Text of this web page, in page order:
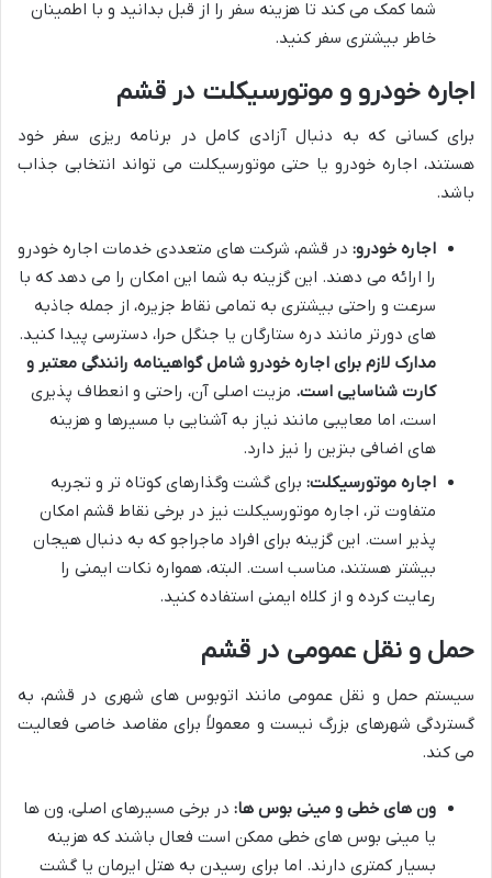
شما کمک می کند تا هزینه سفر را از قبل بدانید و با اطمینان
خاطر بیشتری سفر کنید.
اجاره خودرو و موتورسیکلت در قشم
برای کسانی که به دنبال آزادی کامل در برنامه ریزی سفر خود
هستند، اجاره خودرو یا حتی موتورسیکلت می تواند انتخابی جذاب
باشد.
اجاره خودرو: در قشم، شرکت های متعددی خدمات اجاره خودرو
را ارائه می دهند. این گزینه به شما این امکان را می دهد که با
سرعت و راحتی بیشتری به تمامی نقاط جزیره، از جمله جاذبه
های دورتر مانند دره ستارگان یا جنگل حرا، دسترسی پیدا کنید.
مدارک لازم برای اجاره خودرو شامل گواهینامه رانندگی معتبر و
کارت شناسایی است. مزیت اصلی آن، راحتی و انعطاف پذیری
است، اما معایبی مانند نیاز به آشنایی با مسیرها و هزینه
های اضافی بنزین را نیز دارد.
اجاره موتورسیکلت: برای گشت وگذارهای کوتاه تر و تجربه
متفاوت تر، اجاره موتورسیکلت نیز در برخی نقاط قشم امکان
پذیر است. این گزینه برای افراد ماجراجو که به دنبال هیجان
بیشتر هستند، مناسب است. البته، همواره نکات ایمنی را
رعایت کرده و از کلاه ایمنی استفاده کنید.
حمل و نقل عمومی در قشم
سیستم حمل و نقل عمومی مانند اتوبوس های شهری در قشم، به
گستردگی شهرهای بزرگ نیست و معمولاً برای مقاصد خاصی فعالیت
می کند.
ون های خطی و مینی بوس ها: در برخی مسیرهای اصلی، ون ها
یا مینی بوس های خطی ممکن است فعال باشند که هزینه
بسیار کمتری دارند. اما برای رسیدن به هتل ایرمان یا گشت